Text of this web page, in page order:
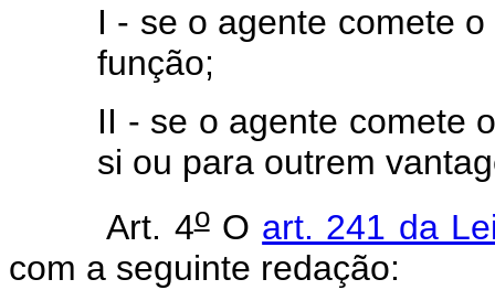
I - se o agente comete
função;
II - se o agente comete
si ou para outrem
Art. 4oO art. 241 da
com a seguinte redação: